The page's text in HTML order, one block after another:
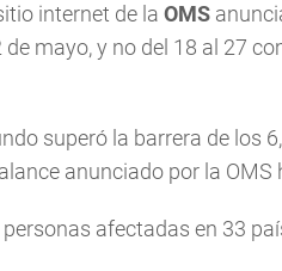
internet de la OMS
mayo, y no del 18 al 27
superó la barrera de los
anunciado por la OMS
afectadas en 33